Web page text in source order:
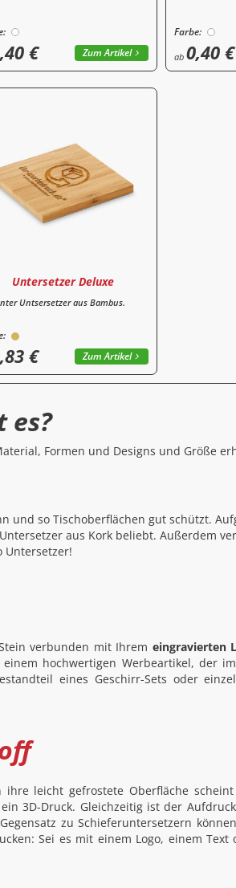
€ Zum Artikel
Farbe:
ab 0,40 €
Untersetzer Deluxe
Untsersetzer aus Bambus.
€ Zum Artikel
es?
Formen und Designs und Größe
und so Tischoberflächen gut schützt.
aus Kork beliebt. Außerdem
Untersetzer!
verbunden mit Ihrem eingravierten
hochwertigen Werbeartikel, der
eines Geschirr-Sets oder
leicht gefrostete Oberfläche scheint
3D-Druck. Gleichzeitig ist der
zu Schieferuntersetzern
Sei es mit einem Logo, einem Text